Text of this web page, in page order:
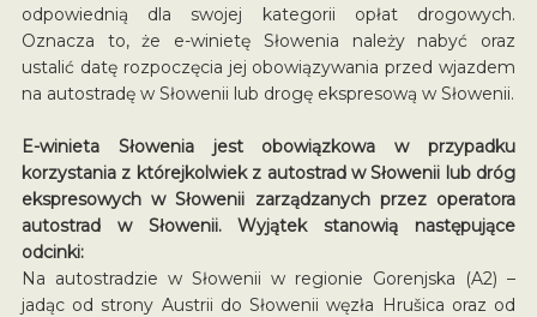
odpowiednią dla swojej kategorii opłat drogowych.
Oznacza to, że e-winietę Słowenia należy nabyć oraz
ustalić datę rozpoczęcia jej obowiązywania przed wjazdem
na autostradę w Słowenii lub drogę ekspresową w Słowenii.
E-winieta Słowenia jest obowiązkowa w przypadku
korzystania z którejkolwiek z autostrad w Słowenii lub dróg
ekspresowych w Słowenii zarządzanych przez operatora
autostrad w Słowenii. Wyjątek stanowią następujące
odcinki:
Na autostradzie w Słowenii w regionie Gorenjska (A2) –
jadąc od strony Austrii do Słowenii węzła Hrušica oraz od